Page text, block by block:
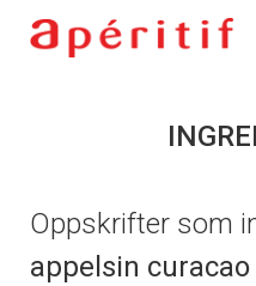
Oppskrifter som
appelsin curacao